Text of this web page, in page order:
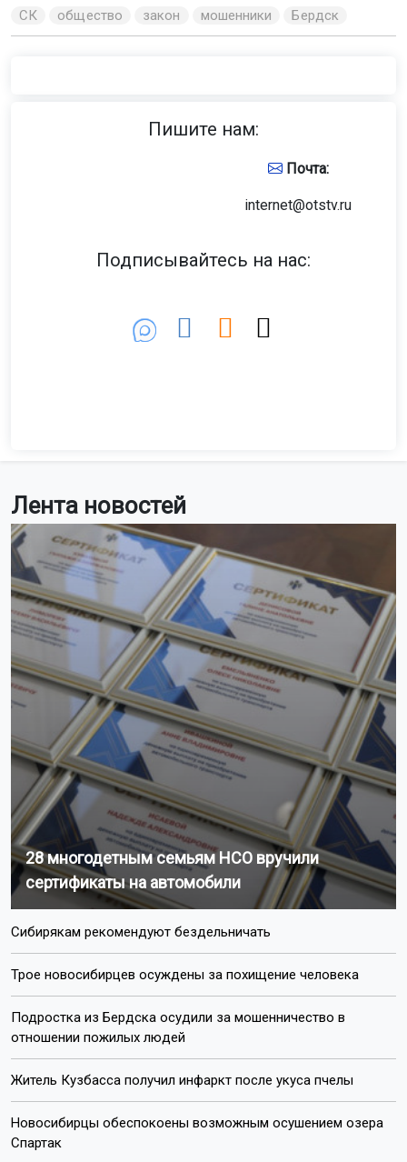
Лента новостей
28 многодетным семьям НСО вручили
сертификаты на автомобили
Сибирякам рекомендуют бездельничать
Трое новосибирцев осуждены за похищение человека
Подростка из Бердска осудили за мошенничество в
отношении пожилых людей
Житель Кузбасса получил инфаркт после укуса пчелы
Новосибирцы обеспокоены возможным осушением озера
Спартак
СК общество закон мошенники Бердск
Пишите нам:
Почта:
internet@otstv.ru
Подписывайтесь на нас: